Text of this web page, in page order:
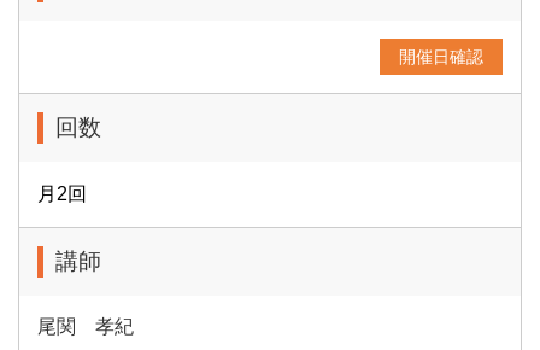
開催日確認
回数
月2回
講師
尾関 孝紀